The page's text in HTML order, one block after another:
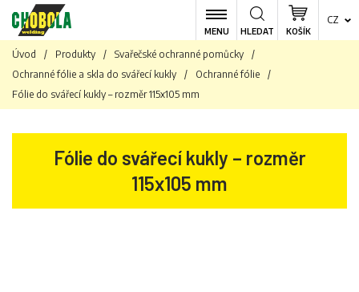
MENU KOŠÍK
CZ
HLEDAT
Úvod / Produkty / Svařečské ochranné pomůcky
/
Ochranné fólie a skla do svářecí kukly
/ Ochranné fólie
/
Fólie do svářecí kukly – rozměr 115x105 mm
Fólie do svářecí kukly – rozměr
115x105 mm